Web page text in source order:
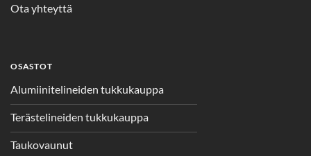
Ota yhteyttä
OSASTOT
Alumiinitelineiden tukkukauppa
Terästelineiden tukkukauppa
Taukovaunut